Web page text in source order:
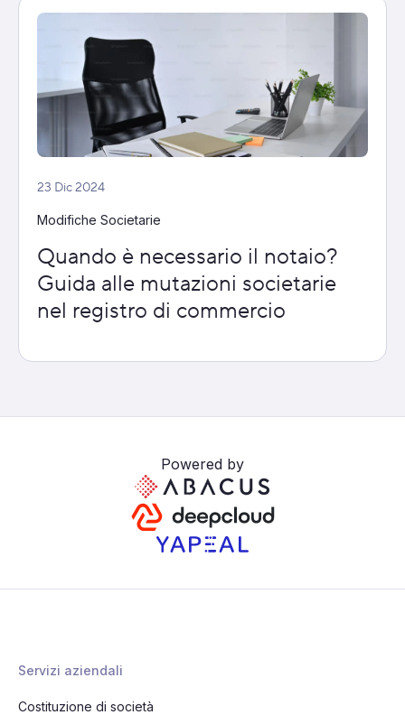
23 Dic 2024
Modifiche Societarie
Quando è necessario il notaio?
Guida alle mutazioni societarie
nel registro di commercio
Powered by
Servizi aziendali
Costituzione di società